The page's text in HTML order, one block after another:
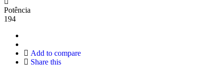
Potência
194
Add to compare
Share this